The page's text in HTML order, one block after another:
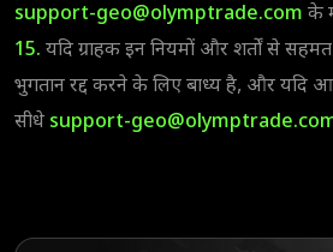
support-geo@olymptrade.com के
15. यदि ग्राहक इन नियमों और शर्तों से सहमत
भुगतान रद्द करने के लिए बाध्य है, और यदि
सीधे support-